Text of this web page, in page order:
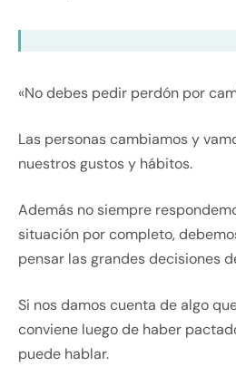
«No debes pedir perdón por
Las personas cambiamos y
nuestros gustos y hábitos.
Además no siempre
situación por completo,
pensar las grandes decisiones
Si nos damos cuenta de algo
conviene luego de haber
puede hablar.